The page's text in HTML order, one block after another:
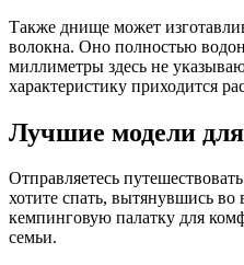
Также днище может
волокна. Оно полностью
миллиметры здесь не
характеристику приходится
Лучшие модели
Отправляетесь
хотите спать, вытянувшись во
кемпинговую палатку для
семьи.